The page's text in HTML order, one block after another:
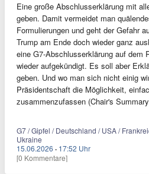
Eine große Abschlusserklärung mit
geben. Damit vermeidet man
Formulierungen und geht der Gefahr
Trump am Ende doch wieder ganz
eine G7-Abschlusserklärung auf dem
wieder aufgekündigt. Es soll aber
geben. Und wo man sich nicht einig
Präsidentschaft die Möglichkeit,
zusammenzufassen (Chair's
G7 / Gipfel / Deutschland / USA /
Ukraine
15.06.2026 · 17:52 Uhr
[0 Kommentare]